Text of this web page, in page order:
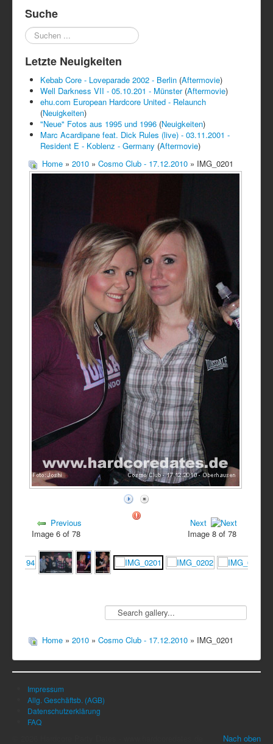
Suche
Suchen
...
Letzte Neuigkeiten
Kebab Core - Loveparade 2002 - Berlin (Aftermovie)
Well Darkness VII - 05.10.201 - Münster (Aftermovie)
ehu.com European Hardcore United - Relaunch
(Neuigkeiten)
"Neue" Fotos aus 1995 und 1996 (Neuigkeiten)
Marc Acardipane feat. Dick Rules (live) - 03.11.2001 -
Resident E - Koblenz - Germany (Aftermovie)
Home » 2010 » Cosmo Club - 17.12.2010 » IMG_0201
Previous
Image 6 of 78
Next
Image 8 of 78
Home » 2010 » Cosmo Club - 17.12.2010 » IMG_0201
Impressum
Allg. Geschäftsb. (AGB)
Datenschutzerklärung
FAQ
Nach oben